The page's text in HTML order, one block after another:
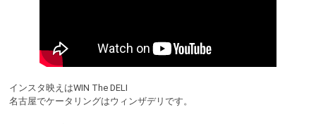
インスタ映えはWIN The DELI
名古屋でケータリングはウィンザデリです。